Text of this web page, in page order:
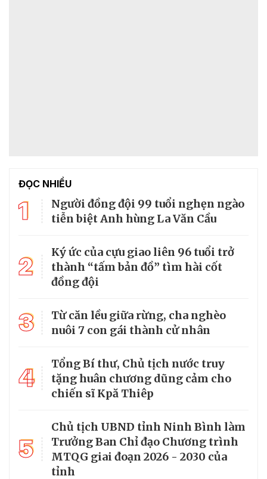
ĐỌC NHIỀU
1
Người đồng đội 99 tuổi nghẹn ngào
tiễn biệt Anh hùng La Văn Cầu
2
Ký ức của cựu giao liên 96 tuổi trở
thành “tấm bản đồ” tìm hài cốt
đồng đội
3
Từ căn lều giữa rừng, cha nghèo
nuôi 7 con gái thành cử nhân
4
Tổng Bí thư, Chủ tịch nước truy
tặng huân chương dũng cảm cho
chiến sĩ Kpă Thiêp
5
Chủ tịch UBND tỉnh Ninh Bình làm
Trưởng Ban Chỉ đạo Chương trình
MTQG giai đoạn 2026 - 2030 của
tỉnh